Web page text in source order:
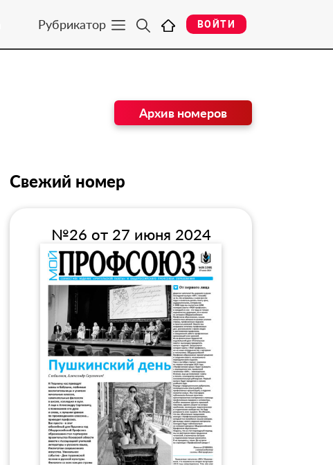
Рубрикатор ВОЙТИ
Архив номеров
Свежий номер
№26 от 27 июня 2024